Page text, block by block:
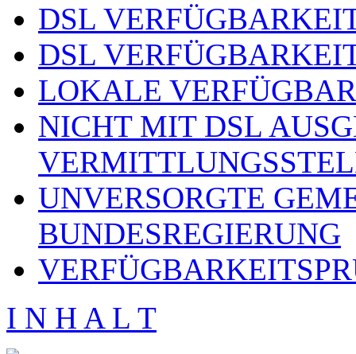
DSL
DSL
LOKALE
NICHT MIT DSL
UNVERSORGTE
BUNDESREGIERUNG
I N H A L T